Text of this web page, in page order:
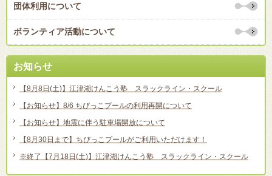
団体利用について
ボランティア活動について
お知らせ
【8月8日(土)】江津湖けんこう塾 スラックライン・スクール
【お知らせ】8/6 ちびっこプールの利用再開について
【お知らせ】地震に伴う駐車場開放について
【8月30日まで】ちびっこプールがご利用いただけます！
※終了【7月18日(土)】江津湖けんこう塾 スラックライン・スクール